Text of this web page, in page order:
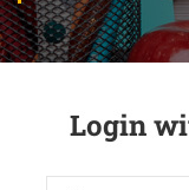
Login